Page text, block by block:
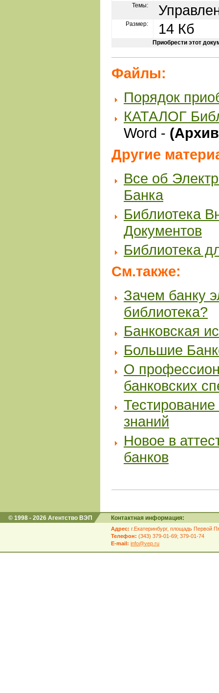
Темы:
Размер: 14 Кб
Приобрести этот
Файлы:
Порядок
КАТАЛОГ
Word -
Другие
Все об
Банка
Библиотека
Документов
Библиотека
См.также:
Зачем банку
библиотека?
Банковская
Большие
О
банковских
знаний
Новое в
банков
© 1998 - 2026 Агентство ВЭП Контактная информация:
Адрес: г.Екатеринбург, площадь Первой
Телефон: (343) 379-01-69; 379-01-74
E-mail: info@vep.ru